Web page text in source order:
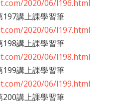
2020/06/l196.html
講上課學習筆
2020/06/l197.html
講上課學習筆
2020/06/l198.html
講上課學習筆
2020/06/l199.html
講上課學習筆